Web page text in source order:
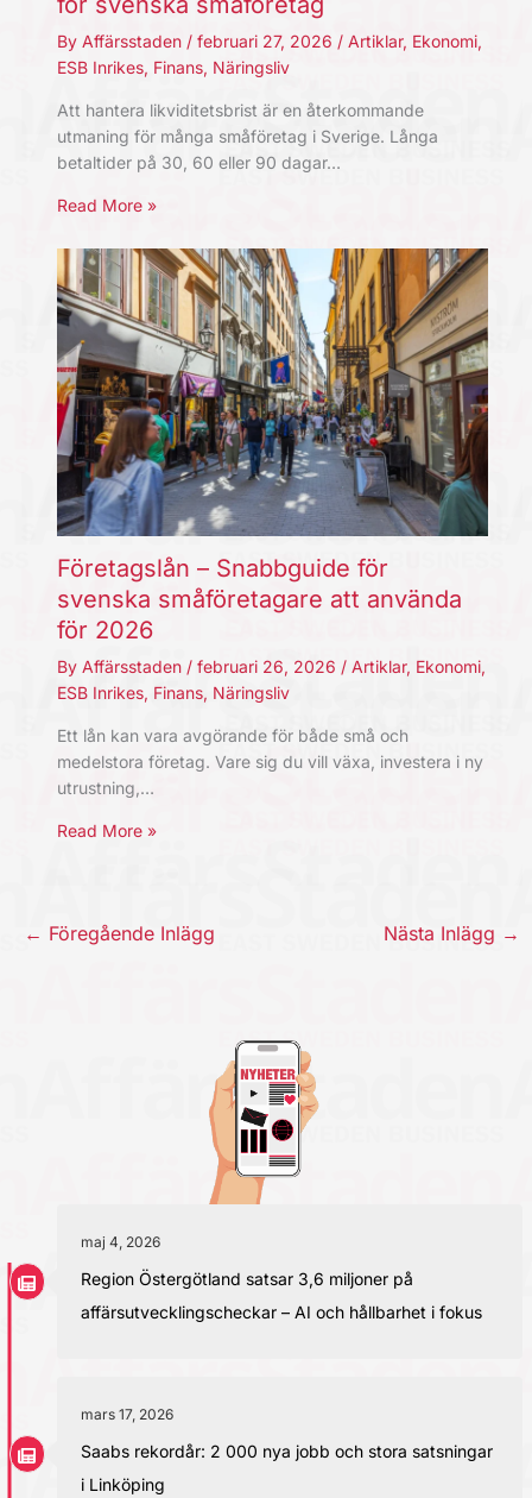
By Affärsstaden / februari 27, 2026 / Artiklar, Ekonomi,
ESB Inrikes, Finans, Näringsliv
Att hantera likviditetsbrist är en återkommande
utmaning för många småföretag i Sverige. Långa
betaltider på 30, 60 eller 90 dagar…
Read More »
Företagslån – Snabbguide för
svenska småföretagare att använda
för 2026
By Affärsstaden / februari 26, 2026 / Artiklar, Ekonomi,
ESB Inrikes, Finans, Näringsliv
Ett lån kan vara avgörande för både små och
medelstora företag. Vare sig du vill växa, investera i ny
utrustning,…
Read More »
← Föregående Inlägg Nästa Inlägg →
maj 4, 2026
Region Östergötland satsar 3,6 miljoner på
affärsutvecklingscheckar – AI och hållbarhet i fokus
mars 17, 2026
Saabs rekordår: 2 000 nya jobb och stora satsningar
i Linköping